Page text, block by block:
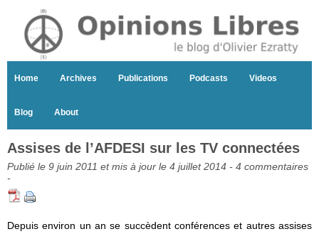
Home Archives Publications Podcasts Videos
Blog About
Assises de l’AFDESI sur les TV connectées
Publié le 9 juin 2011 et mis à jour le 4 juillet 2014 - 4 commentaires
-
Depuis environ un an se succèdent conférences et autres assises